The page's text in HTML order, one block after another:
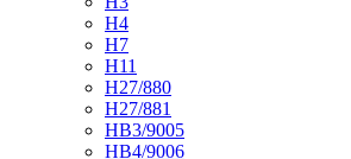
H4
H7
H11
H27/880
H27/881
HB3/9005
HB4/9006